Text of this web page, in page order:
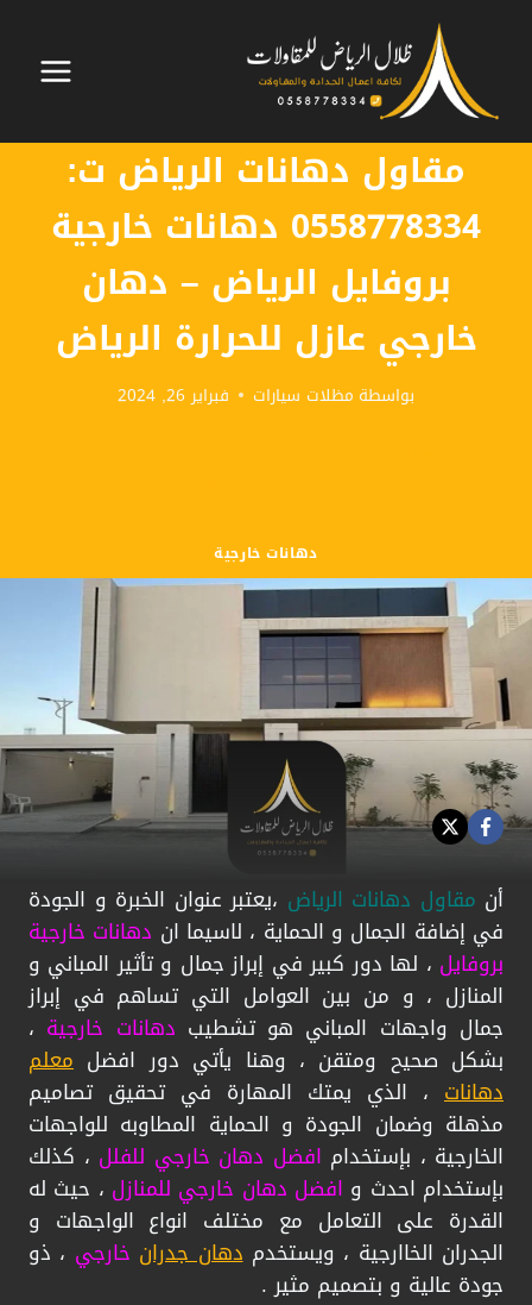
المحتوى
مقاول دهانات الرياض ت:
0558778334 دهانات خارجية
بروفايل الرياض – دهان
خارجي عازل للحرارة الرياض
بواسطة مظلات سيارات فبراير 26, 2024
دهانات خارجية
أن مقاول دهانات الرياض ،يعتبر عنوان الخبرة و الجودة
في إضافة الجمال و الحماية ، لاسيما ان دهانات خارجية
بروفايل ، لها دور كبير في إبراز جمال و تأثير المباني و
المنازل ، و من بين العوامل التي تساهم في إبراز
جمال واجهات المباني هو تشطيب دهانات خارجية ،
بشكل صحيح ومتقن ، وهنا يأتي دور افضل معلم
دهانات ، الذي يمتك المهارة في تحقيق تصاميم
مذهلة وضمان الجودة و الحماية المطاوبه للواجهات
الخارجية ، بإستخدام افضل دهان خارجي للفلل ، كذلك
بإستخدام احدث و افضل دهان خارجي للمنازل ، حيث له
القدرة على التعامل مع مختلف انواع الواجهات و
الجدران الخاارجية ، ويستخدمدهان جدران خارجي ، ذو
جودة عالية و بتصميم مثير .